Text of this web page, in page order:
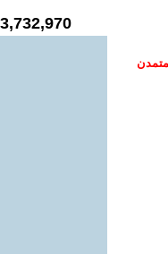
3,732,970